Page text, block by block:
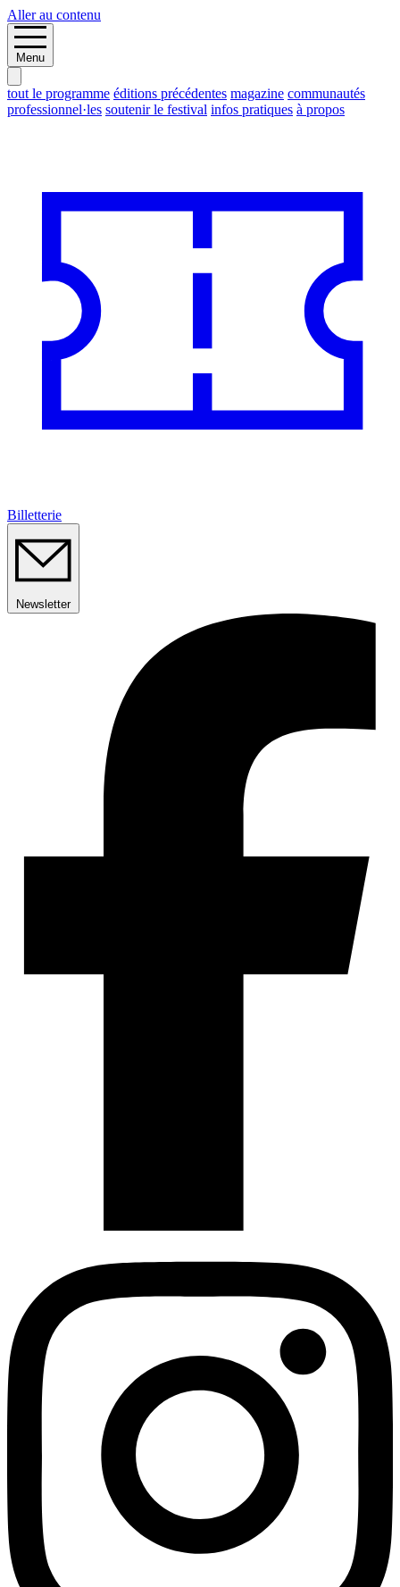
Aller au contenu
Menu
tout le programme éditions précédentes magazine communautés
professionnel·les soutenir le festival infos pratiques à propos
Billetterie
Newsletter